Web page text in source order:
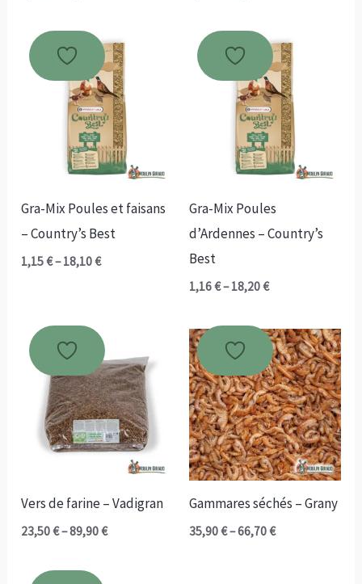
1,58 €
31,40 €
1,01 €
18,85 €
Gra-Mix Poules et faisans
– Country’s Best
1,15€–18,10€
Plage
18,10 €
Gra-Mix Poules
d’Ardennes – Country’s
Best
1,16€–18,20€
Plage
1,16 €
à
18,20 €
Vers de farine – Vadigran
23,50€–89,90€
Plage
23,50 €
Gammares séchés – Grany
35,90€–66,70€
Plage